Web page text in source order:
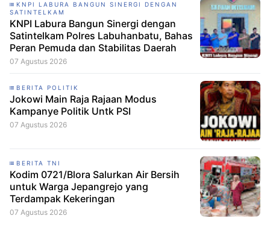
KNPI LABURA BANGUN SINERGI DENGAN
SATINTELKAM
KNPI Labura Bangun Sinergi dengan
Satintelkam Polres Labuhanbatu, Bahas
Peran Pemuda dan Stabilitas Daerah
07 Agustus 2026
BERITA POLITIK
Jokowi Main Raja Rajaan Modus
Kampanye Politik Untk PSI
07 Agustus 2026
BERITA TNI
Kodim 0721/Blora Salurkan Air Bersih
untuk Warga Jepangrejo yang
Terdampak Kekeringan
07 Agustus 2026